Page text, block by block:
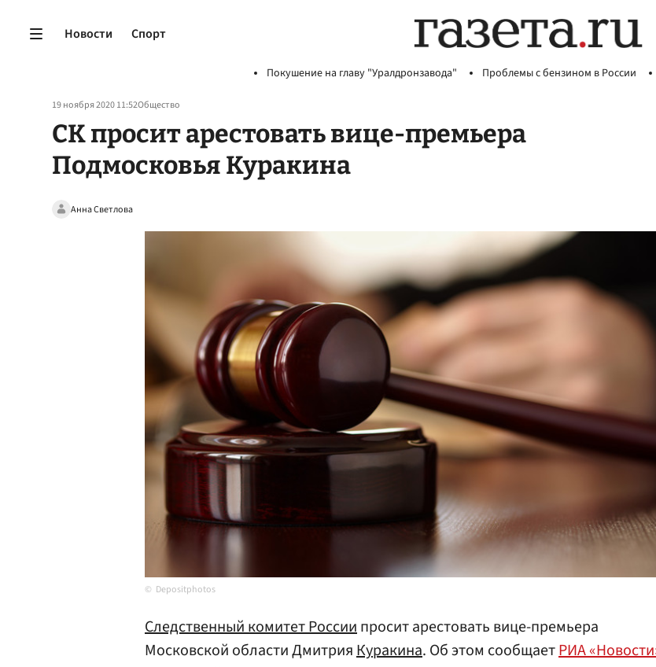
Новости Спорт
Покушение на главу "Уралдронзавода" Проблемы с бензином в России
19 ноября 2020 11:52Общество
СК просит арестовать вице-премьера
Подмосковья Куракина
Анна Светлова
Depositphotos
Следственный комитет Россиипросит арестовать вице-премьера
Московской области ДмитрияКуракина. Об этом сообщаетРИА